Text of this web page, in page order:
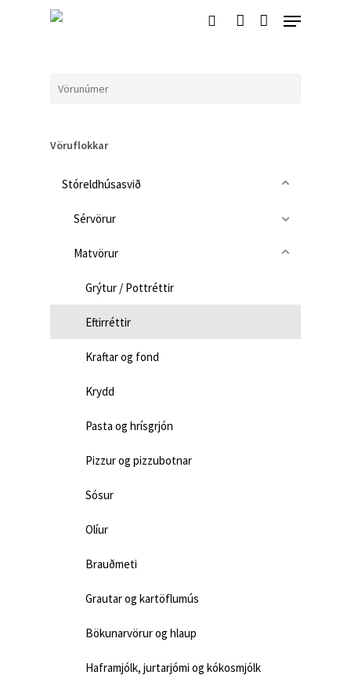
Menu
Vöruflokkar
Stóreldhúsasvið
Sérvörur
Matvörur
Grýtur / Pottréttir
Eftirréttir
Kraftar og fond
Krydd
Pasta og hrísgrjón
Pizzur og pizzubotnar
Sósur
Olíur
Brauðmeti
Grautar og kartöflumús
Bökunarvörur og hlaup
Haframjólk, jurtarjómi og kókosmjólk